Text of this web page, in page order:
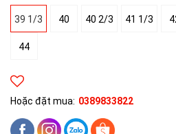
39 1/3 40 40 2/3 41 1/3
44
Hoặc đặt mua: 0389833822